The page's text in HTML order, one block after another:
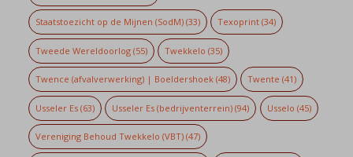
Staatstoezicht op de Mijnen (SodM)(33) Texoprint (34)
Tweede Wereldoorlog(55) Twekkelo (35)
Twence (afvalverwerking) | Boeldershoek(48) Twente (41)
Usseler Es(63) Usseler Es (bedrijventerrein) (94) Usselo (45)
Vereniging Behoud Twekkelo (VBT)(47)